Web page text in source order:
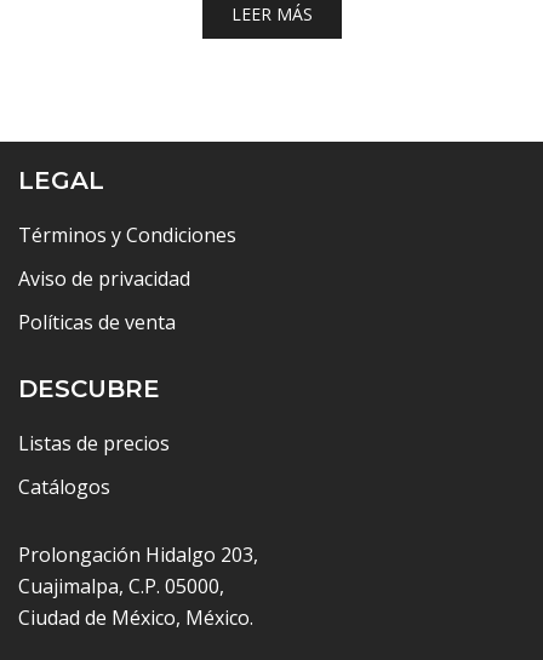
LEER MÁS
LEGAL
Términos y Condiciones
Aviso de privacidad
Políticas de venta
DESCUBRE
Listas de precios
Catálogos
Prolongación Hidalgo 203,
Cuajimalpa, C.P. 05000,
Ciudad de México, México.